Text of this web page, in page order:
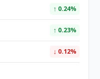
↑ 0.24%
↑ 0.23%
↓ 0.12%